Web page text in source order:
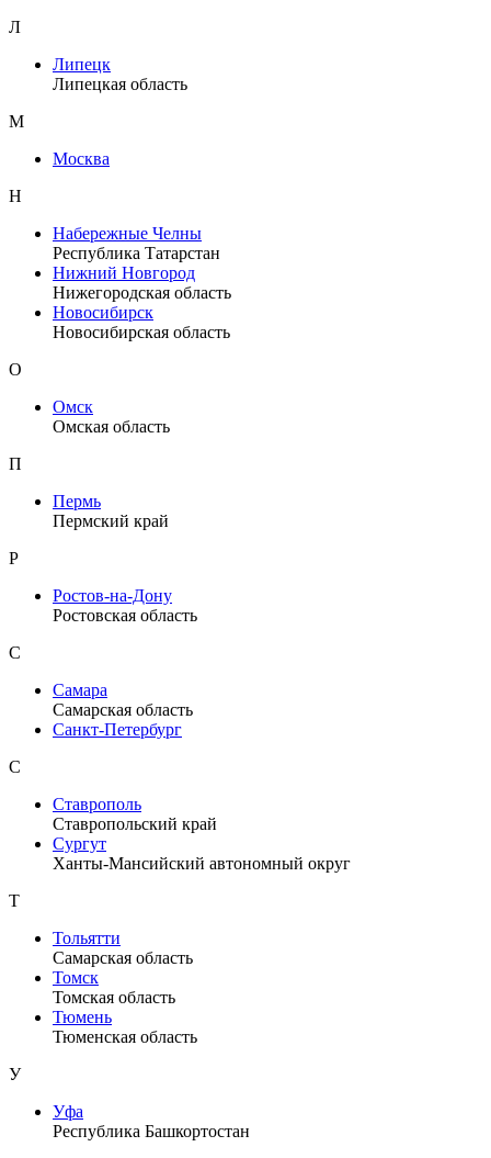
Л
Липецк
Липецкая область
М
Москва
Н
Набережные Челны
Республика Татарстан
Нижний Новгород
Нижегородская область
Новосибирск
Новосибирская область
О
Омск
Омская область
П
Пермь
Пермский край
Р
Ростов-на-Дону
Ростовская область
С
Самара
Самарская область
Санкт-Петербург
С
Ставрополь
Ставропольский край
Сургут
Ханты-Мансийский автономный округ
Т
Тольятти
Самарская область
Томск
Томская область
Тюмень
Тюменская область
У
Уфа
Республика Башкортостан